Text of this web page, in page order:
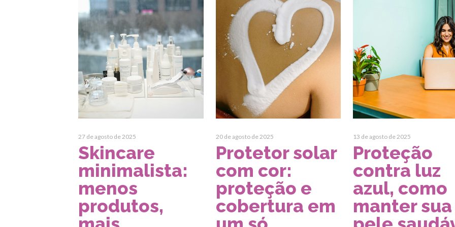
27 de agosto de 2025
Skincare
minimalista:
menos
produtos,
20 de agosto de 2025
Protetor solar
com cor:
proteção e
cobertura em
13 de agosto de 2025
Proteção
contra luz
azul, como
manter sua